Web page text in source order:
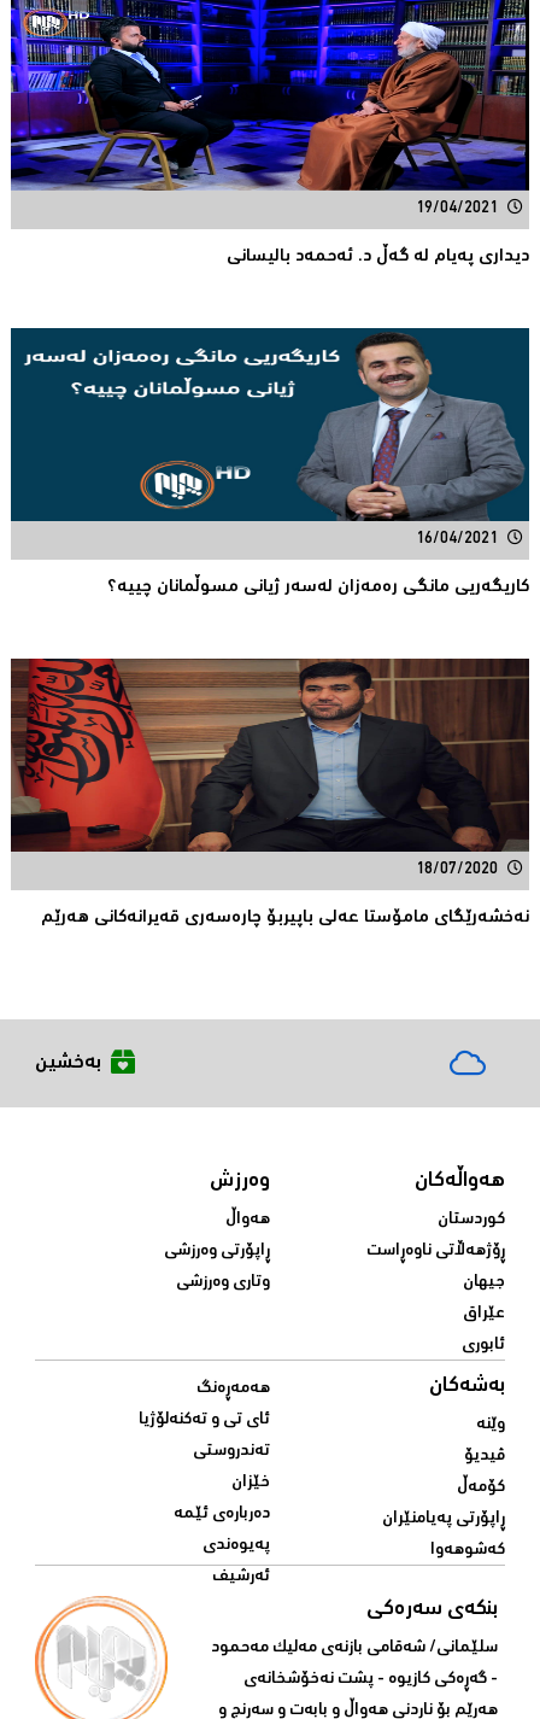
19/04/2021
دیداری پەیام لە گەڵ د. ئەحمەد بالیسانی
16/04/2021
كاریگه‌ریی مانگی ره‌مه‌زان له‌سه‌ر ژیانی مسوڵمانان ‌چییە؟
18/07/2020
نه‌خشه‌رێگای مامۆستا عه‌لی باپیربۆ چاره‌سه‌ری قه‌یرانه‌كانی هه‌رێم
بەخشین
هەواڵەکان
کوردستان
ڕۆژهەڵاتی ناوەڕاست
جیهان
عێراق
ئابوری
وەرزش
هەواڵ
ڕاپۆرتی وەرزشی
وتاری وەرزشی
بەشەکان
وێنە
ڤیدیۆ
کۆمەڵ
ڕاپۆرتی پەیامنێران
کەشوهەوا
هەمەڕەنگ
ئای تی و تەکنەلۆژیا
تەندروستی
خێزان
دەربارەی ئێمە
پەیوەندی
ئەرشیف
بنکەی سەرەکی
سلێمانی/ شه‌قامی بازنه‌ی مه‌لیک مه‌حمود
- گه‌ڕه‌کی کازیوه‌ - پشت نه‌خۆشخانه‌ی‌
هه‌رێم بۆ ناردنی‌ هه‌واڵ و بابه‌ت و سه‌رنج و